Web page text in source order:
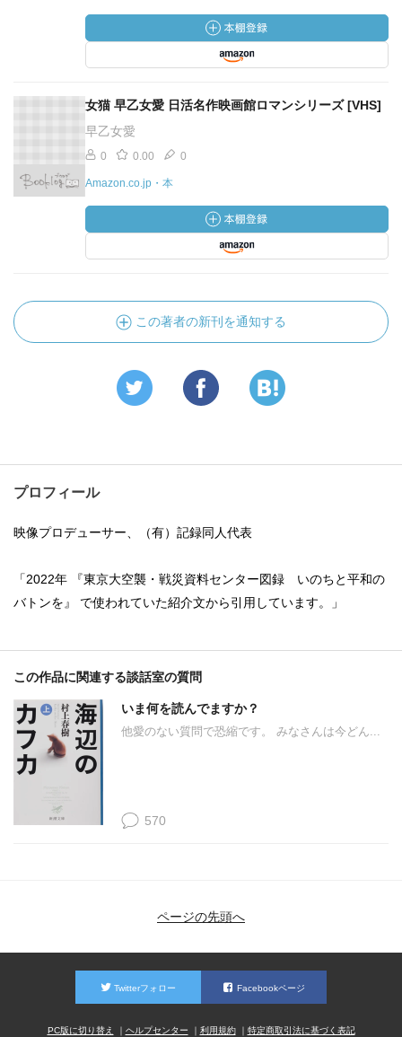
女猫 早乙女愛 日活名作映画館ロマンシリーズ [VHS]
早乙女愛
0 0.00 0
Amazon.co.jp・本
この著者の新刊を通知する
プロフィール
映像プロデューサー、（有）記録同人代表
「2022年 『東京大空襲・戦災資料センター図録 いのちと平和の
バトンを』 で使われていた紹介文から引用しています。」
この作品に関連する談話室の質問
いま何を読んでますか？
他愛のない質問で恐縮です。 みなさんは今どん...
570
ページの先頭へ
Twitterフォロー Facebookページ
PC版に切り替え ヘルプセンター 利用規約 特定商取引法に基づく表記